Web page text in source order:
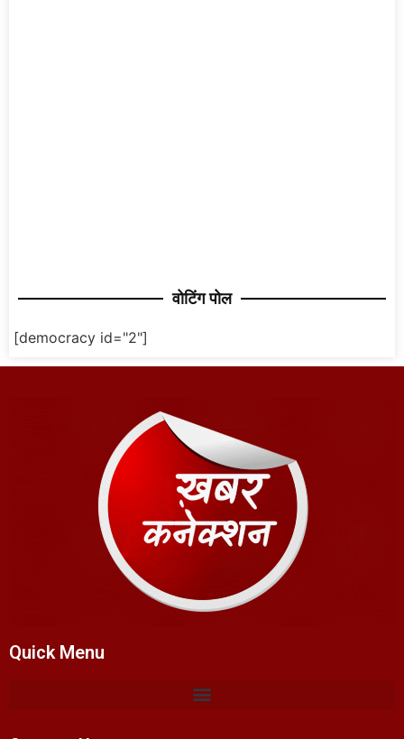
वोटिंग पोल
[democracy id="2"]
Quick Menu